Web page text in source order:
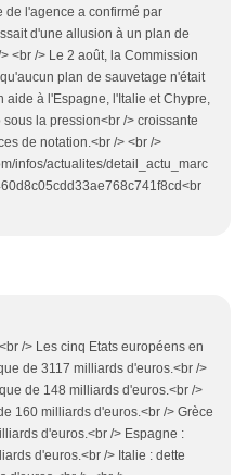
de l'agence a confirmé par
d'une allusion à un plan de
<br /> Le 2 août, la Commission
plan de sauvetage n'était
aide à l'Espagne, l'Italie et Chypre,
la pression<br /> croissante
de notation.<br /> <br />
infos/actualites/detail_actu_marc
/> Les cinq Etats européens en
de 3117 milliards d'euros.<br />
de 148 milliards d'euros.<br />
160 milliards d'euros.<br /> Grèce
d'euros.<br /> Espagne :
d'euros.<br /> Italie : dette